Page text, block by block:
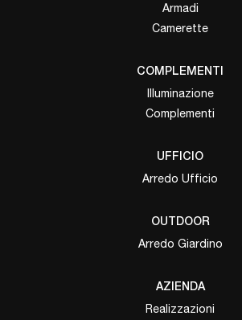
Armadi
Camerette
COMPLEMENTI
Illuminazione
Complementi
UFFICIO
Arredo Ufficio
OUTDOOR
Arredo Giardino
AZIENDA
Realizzazioni